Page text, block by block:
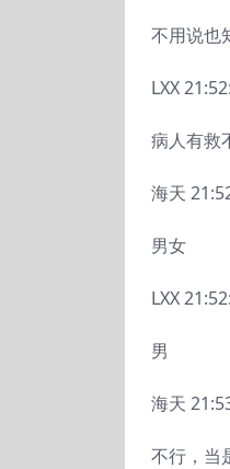
不用说也
LXX
病人有救
海天
男女
LXX
男
海天
不行，当